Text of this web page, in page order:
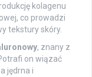
kolagenu
co prowadzi
tekstury skóry.
, znany z
on wiązać
jędrna i